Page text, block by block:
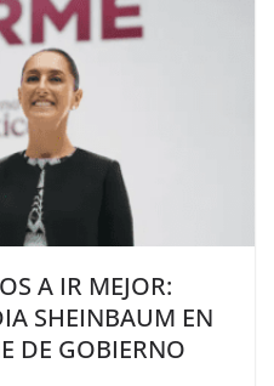
A IR MEJOR:
SHEINBAUM EN
DE GOBIERNO